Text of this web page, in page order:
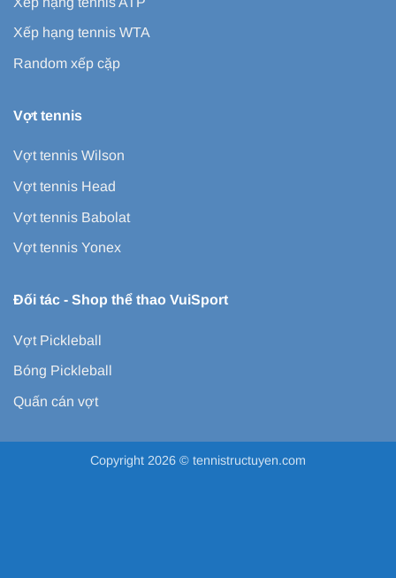
Xếp hạng tennis WTA
Random xếp cặp
Vợt tennis
Vợt tennis Wilson
Vợt tennis Head
Vợt tennis Babolat
Vợt tennis Yonex
Đối tác - Shop thể thao VuiSport
Vợt Pickleball
Bóng Pickleball
Quấn cán vợt
Copyright 2026 © tennistructuyen.com